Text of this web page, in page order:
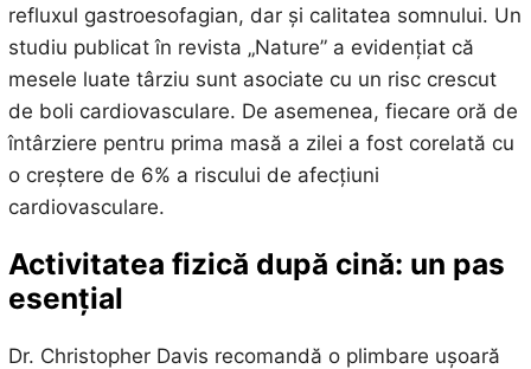
refluxul gastroesofagian, dar și calitatea somnului. Un
studiu publicat în revista „Nature” a evidențiat că
mesele luate târziu sunt asociate cu un risc crescut
de boli cardiovasculare. De asemenea, fiecare oră de
întârziere pentru prima masă a zilei a fost corelată cu
o creștere de 6% a riscului de afecțiuni
cardiovasculare.
Activitatea fizică după cină: un pas
esențial
Dr. Christopher Davis recomandă o plimbare ușoară